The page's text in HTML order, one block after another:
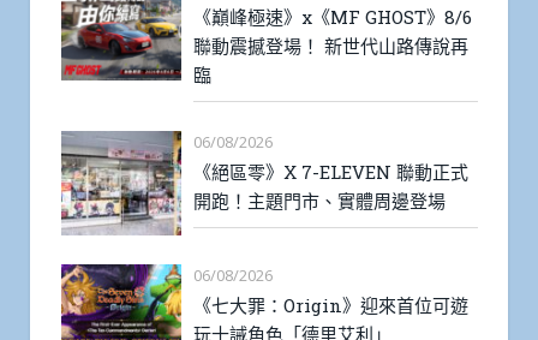
《巔峰極速》x《MF GHOST》8/6
聯動震撼登場！ 新世代山路傳說再
臨
06/08/2026
《絕區零》X 7-ELEVEN 聯動正式
開跑！主題門市、實體周邊登場
06/08/2026
《七大罪：Origin》迎來首位可遊
玩十誡角色「德里艾利」